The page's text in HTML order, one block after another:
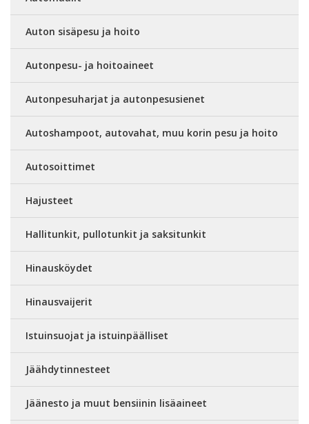
Auton sisäpesu ja hoito
Autonpesu- ja hoitoaineet
Autonpesuharjat ja autonpesusienet
Autoshampoot, autovahat, muu korin pesu ja hoito
Autosoittimet
Hajusteet
Hallitunkit, pullotunkit ja saksitunkit
Hinausköydet
Hinausvaijerit
Istuinsuojat ja istuinpäälliset
Jäähdytinnesteet
Jäänesto ja muut bensiinin lisäaineet